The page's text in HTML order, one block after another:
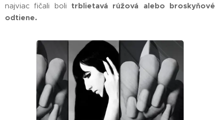
najviac fičali boli trblietavá rúžová alebo broskyňové
odtiene.